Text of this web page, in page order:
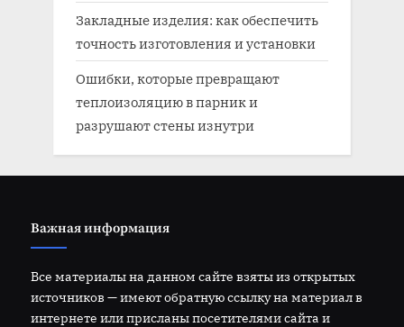
Закладные изделия: как обеспечить
точность изготовления и установки
Ошибки, которые превращают
теплоизоляцию в парник и
разрушают стены изнутри
Важная информация
Все материалы на данном сайте взяты из открытых
источников — имеют обратную ссылку на материал в
интернете или присланы посетителями сайта и